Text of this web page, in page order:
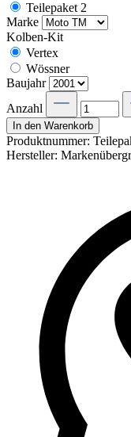
Teilepaket 2
Marke
Kolben-Kit
Vertex
Wössner
Baujahr
Anzahl
In den Warenkorb
Produktnummer:
Hersteller: